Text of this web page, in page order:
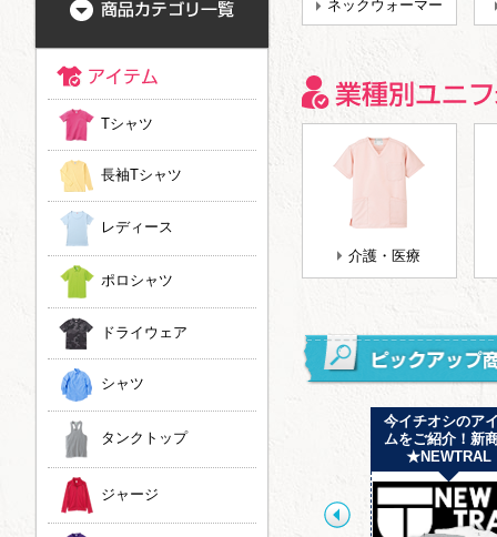
ネックウォーマー
介護・医療
新ラインナップ追加
しました！ JOKER
LABEL
今イチオシのア
ムをご紹介！新
★NEWTRAL
Tシャツ
長袖Tシャツ
レディース
ポロシャツ
ドライウェア
シャツ
タンクトップ
ジャージ